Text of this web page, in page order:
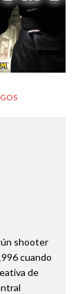
shooter
cuando
de